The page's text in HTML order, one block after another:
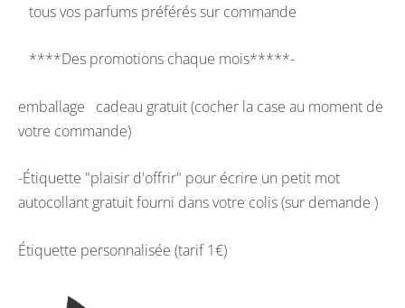
tous vos parfums préférés sur commande
****Des promotions chaque mois*****-
emballage cadeau gratuit (cocher la case au moment de
votre commande)
-Étiquette "plaisir d'offrir" pour écrire un petit mot
autocollant gratuit fourni dans votre colis (sur demande )
Étiquette personnalisée (tarif 1€)